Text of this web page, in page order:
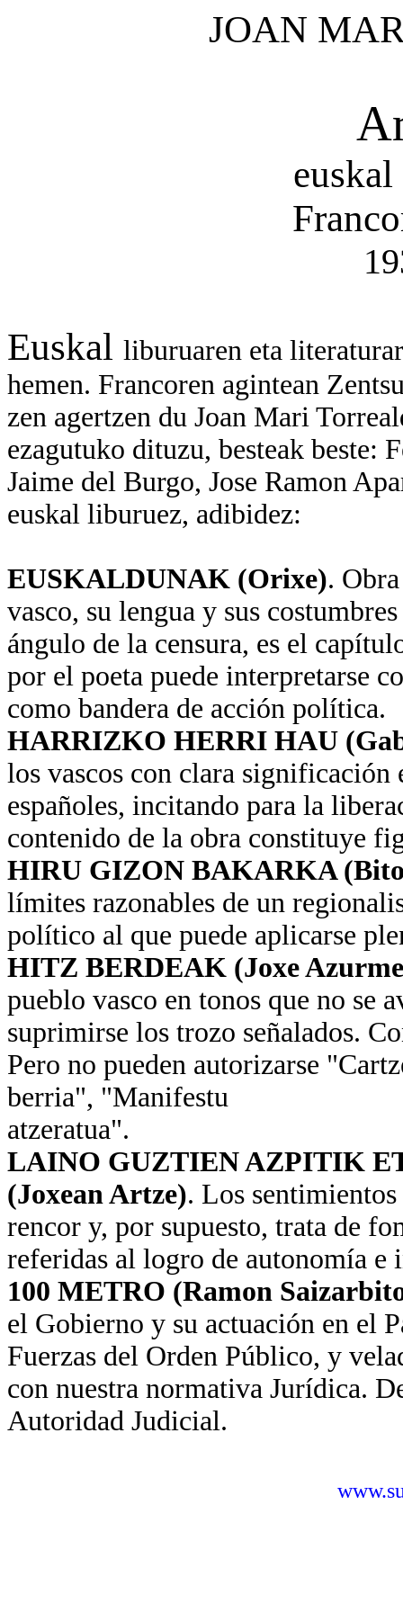
JOAN
Euskal liburuaren eta
hemen. Francoren agintean
zen agertzen du Joan Mari
ezagutuko dituzu, besteak beste:
Jaime del Burgo, Jose Ramon
euskal liburuez, adibidez:
EUSKALDUNAK (Orixe).
vasco, su lengua y sus
ángulo de la censura, es el
por el poeta puede interpretarse
como bandera de acción política.
HARRIZKO HERRI HAU
los vascos con clara significación
españoles, incitando para la
contenido de la obra constituye
HIRU GIZON BAKARKA
límites razonables de un
político al que puede aplicarse
HITZ BERDEAK (Joxe
pueblo vasco en tonos que no se
suprimirse los trozo señalados.
Pero no pueden autorizarse
berria", "Manifestu
atzeratua".
LAINO GUZTIEN AZPITIK
(Joxean Artze). Los
rencor y, por supuesto, trata de
referidas al logro de autonomía e
100 METRO (Ramon
el Gobierno y su actuación en el
Fuerzas del Orden Público, y
con nuestra normativa Jurídica.
Autoridad Judicial.